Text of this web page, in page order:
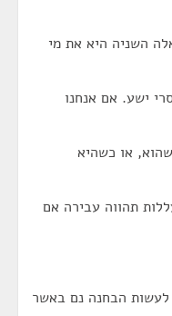
השניה היא את מי
ישע. אם אנחנו
או כשהיא
תהווה עבירה אם
לעשות הבחנה נם באשר